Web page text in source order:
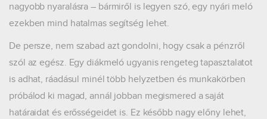
nagyobb nyaralásra – bármiről is legyen szó, egy nyári meló
ezekben mind hatalmas segítség lehet.
De persze, nem szabad azt gondolni, hogy csak a pénzről
szól az egész. Egy diákmeló ugyanis rengeteg tapasztalatot
is adhat, ráadásul minél több helyzetben és munkakörben
próbálod ki magad, annál jobban megismered a saját
határaidat és erősségeidet is. Ez később nagy előny lehet,